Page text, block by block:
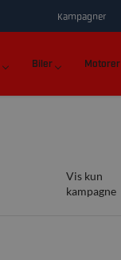
Kampagner
Biler Motorer
Vis kun
kampagne